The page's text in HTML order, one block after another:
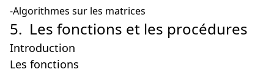
-Algorithmes sur les matrices
5. Les fonctions et les procédures
Introduction
Les fonctions